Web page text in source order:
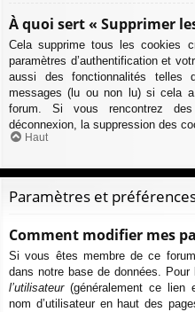
À quoi sert « Supprimer
Cela supprime tous les cookies
paramètres d’authentification et
aussi des fonctionnalités telles
messages (lu ou non lu) si cela
forum. Si vous rencontrez
déconnexion, la suppression des
Haut
Paramètres et
Comment modifier mes
Si vous êtes membre de ce
dans notre base de données.
l’utilisateur(généralement ce lien
nom d’utilisateur en haut des